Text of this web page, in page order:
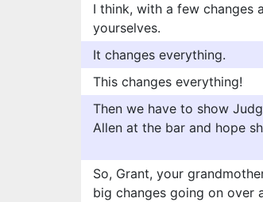
I think, with a few changes
yourselves.
It changes everything.
This changes everything!
Then we have to show
Allen at the bar and hope
So, Grant, your
big changes going on over